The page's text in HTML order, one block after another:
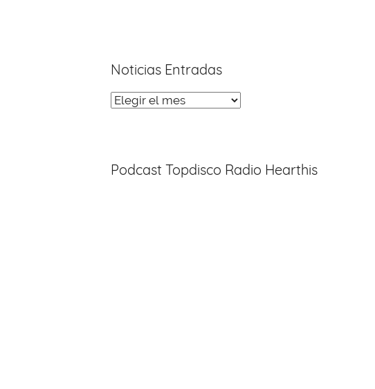
Noticias Entradas
Noticias
Podcast Topdisco Radio Hearthis